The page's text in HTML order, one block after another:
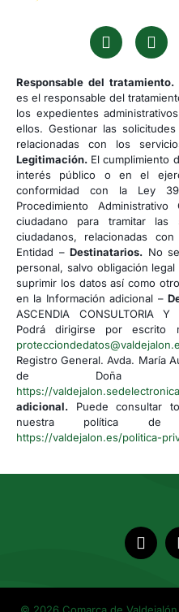
Responsable del tratamiento.
es el responsable del
los expedientes
ellos. Gestionar las
relacionadas con los
Legitimación. El cumplimiento
interés público o en el
conformidad con la Ley
Procedimiento
ciudadano para tramitar las
ciudadanos, relacionadas
Entidad –Destinatarios. No
personal, salvo obligación legal
suprimir los datos así como
en la Información adicional –
ASCENDIA CONSULTORIA Y
Podrá dirigirse por escrito
Registro General. Avda. María
de Doña
https://
adicional. Puede consultar
nuestra política de
https://valdejalon.es/politica-